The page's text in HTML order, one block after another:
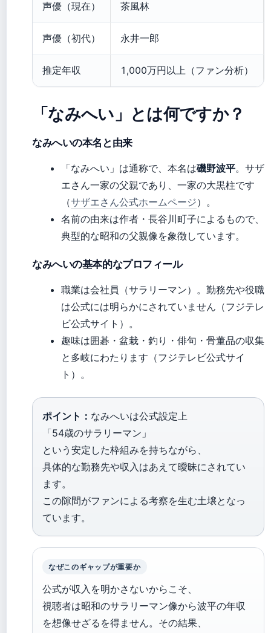
声優（現在） 茶風林
声優（初代） 永井一郎
推定年収 1,000万円以上（ファン分析）
「なみへい」とは何ですか？
なみへいの本名と由来
「なみへい」は通称で、本名は磯野波平。サザ
エさん一家の父親であり、一家の大黒柱です
（サザエさん公式ホームページ）。
名前の由来は作者・長谷川町子によるもので、
典型的な昭和の父親像を象徴しています。
なみへいの基本的なプロフィール
職業は会社員（サラリーマン）。勤務先や役職
は公式には明らかにされていません（フジテレ
ビ公式サイト）。
趣味は囲碁・盆栽・釣り・俳句・骨董品の収集
と多岐にわたります（フジテレビ公式サイ
ト）。
ポイント： なみへいは公式設定上
「54歳のサラリーマン」
という安定した枠組みを持ちながら、
具体的な勤務先や収入はあえて曖昧にされてい
ます。
この隙間がファンによる考察を生む土壌となっ
ています。
なぜこのギャップが重要か
公式が収入を明かさないからこそ、
視聴者は昭和のサラリーマン像から波平の年収
を想像せざるを得ません。その結果、